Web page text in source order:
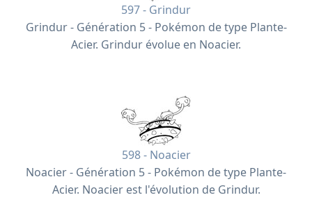
597 - Grindur
Grindur - Génération 5 - Pokémon de type Plante-
Acier. Grindur évolue en Noacier.
598 - Noacier
Noacier - Génération 5 - Pokémon de type Plante-
Acier. Noacier est l'évolution de Grindur.